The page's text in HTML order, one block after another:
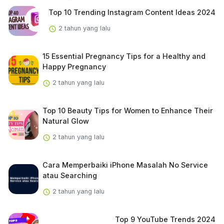
Top 10 Trending Instagram Content Ideas 2024
2 tahun yang lalu
15 Essential Pregnancy Tips for a Healthy and
Happy Pregnancy
2 tahun yang lalu
Top 10 Beauty Tips for Women to Enhance Their
Natural Glow
2 tahun yang lalu
Cara Memperbaiki iPhone Masalah No Service
atau Searching
2 tahun yang lalu
Top 9 YouTube Trends 2024